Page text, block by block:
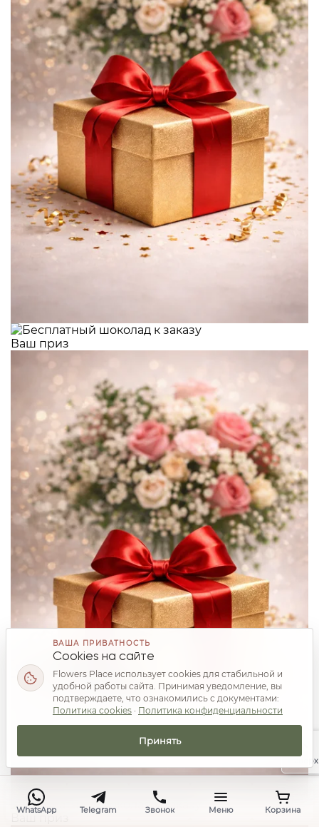
Ваш приз
Ваш приз
WhatsApp Telegram Звонок Меню Корзина
Наверх
ВАША ПРИВАТНОСТЬ
Cookies на сайте
Flowers Place использует cookies для стабильной и
удобной работы сайта. Принимая уведомление, вы
подтверждаете, что ознакомились с документами:
Политика cookies · Политика конфиденциальности
Принять